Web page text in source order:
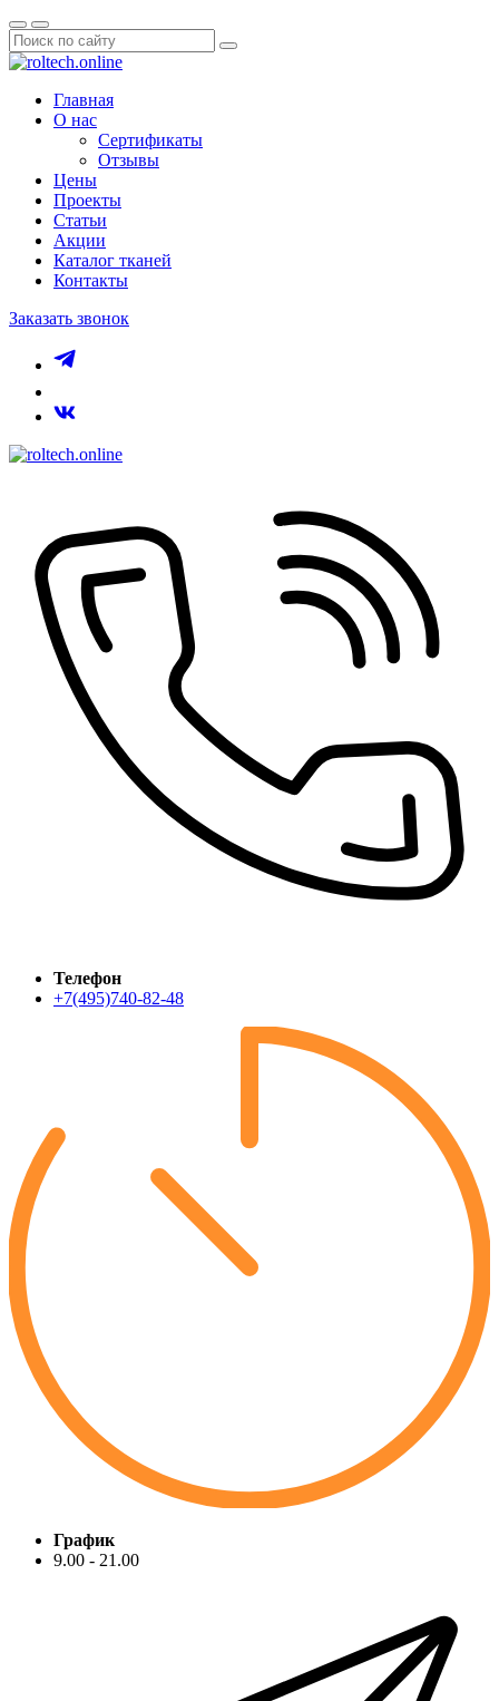
Главная
О нас
Сертификаты
Отзывы
Цены
Проекты
Статьи
Акции
Каталог тканей
Контакты
Заказать звонок
Телефон
+7(495)740-82-48
График
9.00 - 21.00